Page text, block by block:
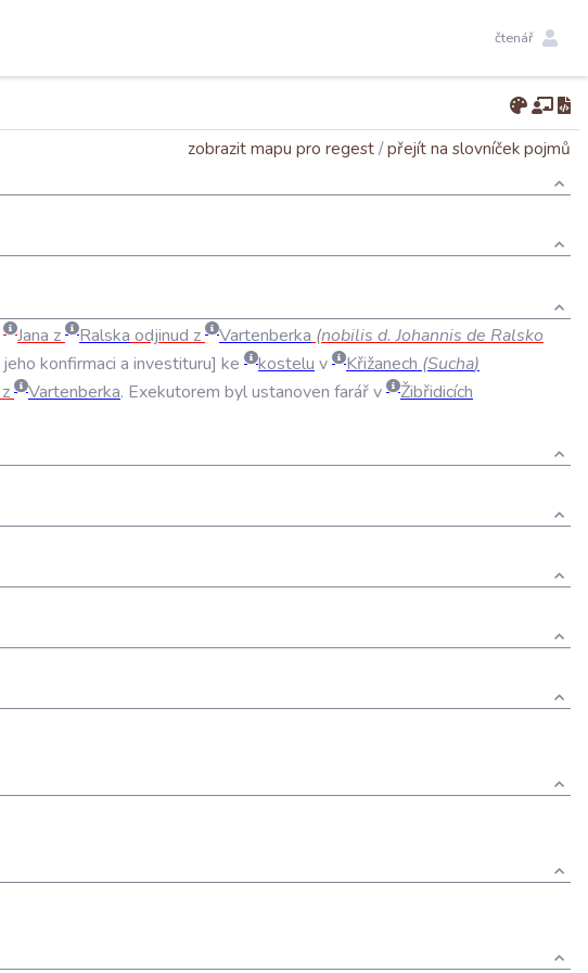
čtenář
zobrazit mapu pro regest/přejít na slovníček pojmů
Jana z Ralska odjinud z Vartenberka (nobilis d.Johannis de Ralsko
jeho konfirmaci a investituru ke kostelu v Křižanech (Sucha)
z Vartenberka. Exekutorem bylustanoven farářv
Žibřidicích